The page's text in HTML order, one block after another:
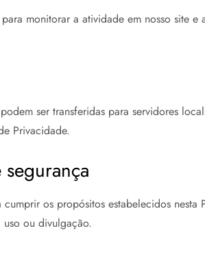
monitorar a atividade em nosso site
ser transferidas para servidores
Privacidade.
os propósitos estabelecidos
uso ou divulgação.